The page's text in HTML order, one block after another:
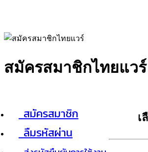
สมัครสมาชิกไทยแวร์
สมัครสมาชิก
ลืมรหัสผ่าน
เ